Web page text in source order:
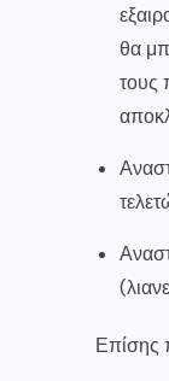
θα
τους
Επίσης